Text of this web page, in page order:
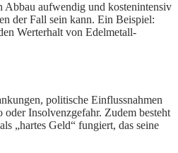
Abbau aufwendig und kostenintensiv
der Fall sein kann. Ein Beispiel:
Werterhalt von Edelmetall-
politische Einflussnahmen
Insolvenzgefahr. Zudem besteht
„hartes Geld“ fungiert, das seine